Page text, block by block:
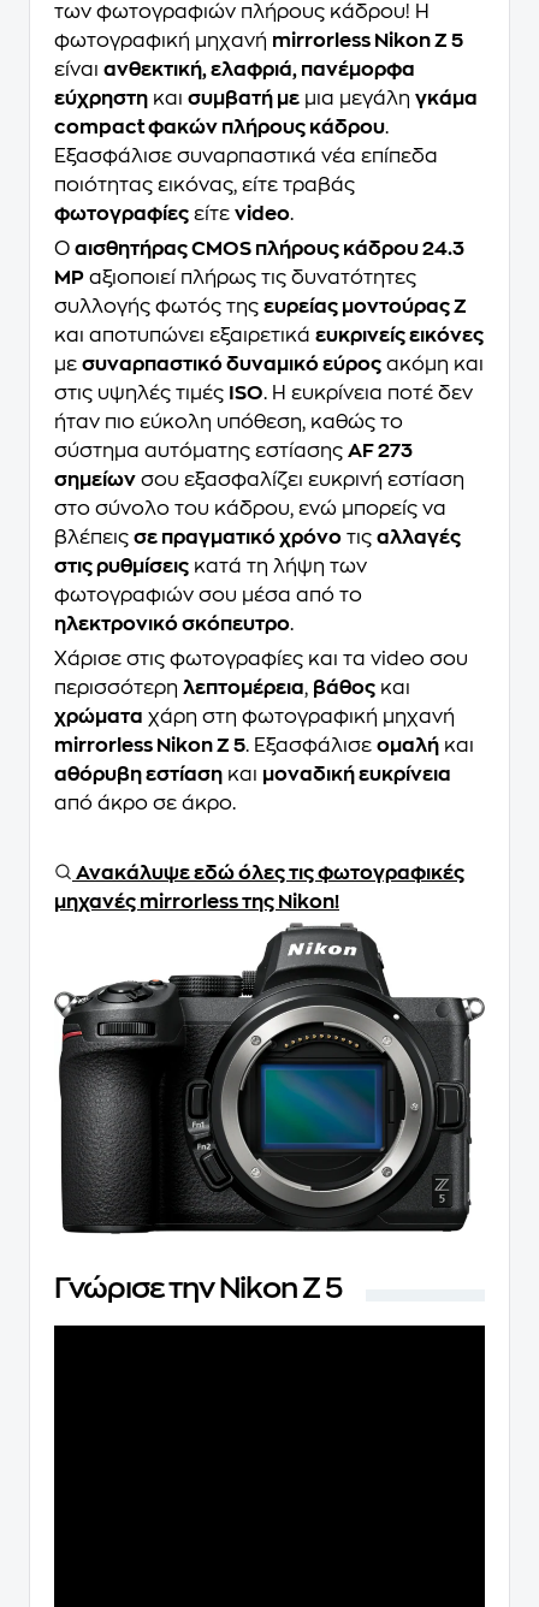
των φωτογραφιών πλήρους κάδρου! Η
φωτογραφική μηχανή mirrorless Nikon Z 5
είναι ανθεκτική, ελαφριά, πανέμορφα
εύχρηστη και συμβατή με μια μεγάλη γκάμα
compact φακών πλήρους κάδρου.
Εξασφάλισε συναρπαστικά νέα επίπεδα
ποιότητας εικόνας, είτε τραβάς
φωτογραφίες είτε video.
Ο αισθητήρας CMOS πλήρους κάδρου 24.3
MP αξιοποιεί πλήρως τις δυνατότητες
συλλογής φωτός της ευρείας μοντούρας Z
και αποτυπώνει εξαιρετικά ευκρινείς εικόνες
με συναρπαστικό δυναμικό εύρος ακόμη και
στις υψηλές τιμές ISO. Η ευκρίνεια ποτέ δεν
ήταν πιο εύκολη υπόθεση, καθώς το
σύστημα αυτόματης εστίασης AF 273
σημείων σου εξασφαλίζει ευκρινή εστίαση
στο σύνολο του κάδρου, ενώ μπορείς να
βλέπεις σε πραγματικό χρόνο τις αλλαγές
στις ρυθμίσεις κατά τη λήψη των
φωτογραφιών σου μέσα από το
ηλεκτρονικό σκόπευτρο.
Χάρισε στις φωτογραφίες και τα video σου
περισσότερη λεπτομέρεια, βάθος και
χρώματα χάρη στη φωτογραφική μηχανή
mirrorless Nikon Z 5. Εξασφάλισε ομαλή και
αθόρυβη εστίαση και μοναδική ευκρίνεια
από άκρο σε άκρο.
Ανακάλυψε εδώ όλες τις φωτογραφικές
μηχανές mirrorless της Nikon!
Γνώρισε την Nikon Z 5